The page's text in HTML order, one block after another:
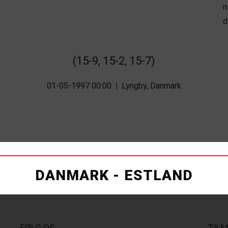
(15-9, 15-2, 15-7)
01-05-1997 00:00 Lyngby, Danmark
DANMARK - ESTLAND